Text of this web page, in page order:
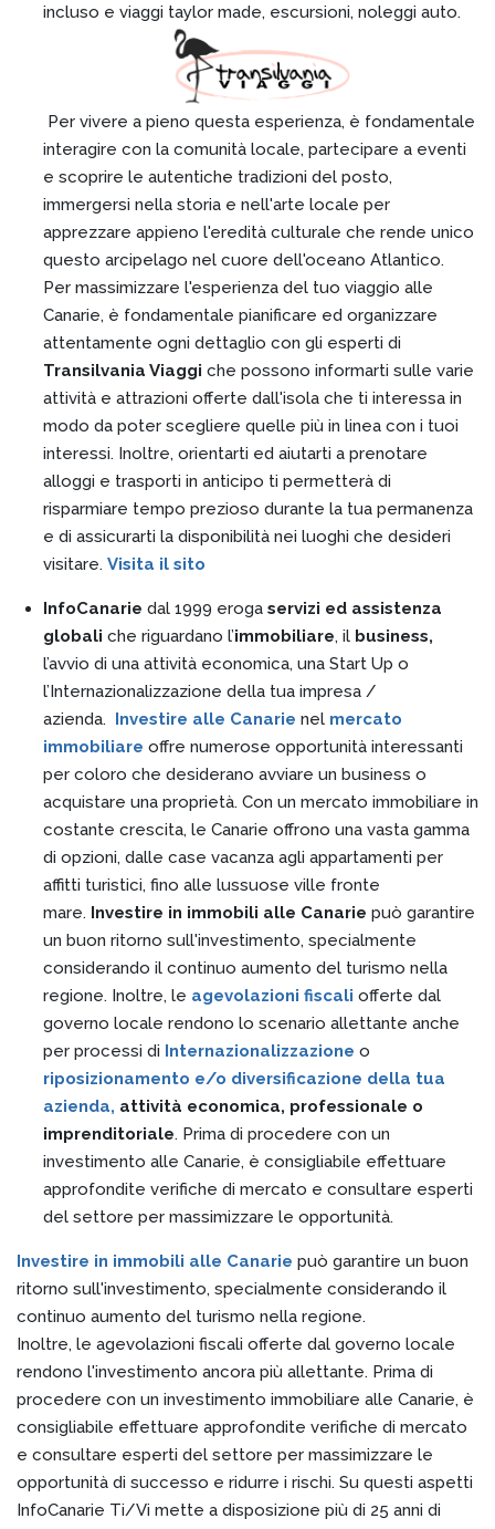
incluso e viaggi taylor made, escursioni, noleggi auto.
Per vivere a pieno questa esperienza, è fondamentale
interagire con la comunità locale, partecipare a eventi
e scoprire le autentiche tradizioni del posto,
immergersi nella storia e nell'arte locale per
apprezzare appieno l'eredità culturale che rende unico
questo arcipelago nel cuore dell'oceano Atlantico.
Per massimizzare l'esperienza del tuo viaggio alle
Canarie, è fondamentale pianificare ed organizzare
attentamente ogni dettaglio con gli esperti di
Transilvania Viaggi che possono informarti sulle varie
attività e attrazioni offerte dall'isola che ti interessa in
modo da poter scegliere quelle più in linea con i tuoi
interessi. Inoltre, orientarti ed aiutarti a prenotare
alloggi e trasporti in anticipo ti permetterà di
risparmiare tempo prezioso durante la tua permanenza
e di assicurarti la disponibilità nei luoghi che desideri
visitare. Visita il sito
InfoCanarie dal 1999 eroga servizi ed assistenza
globali che riguardano l’immobiliare, il business,
l’avvio di una attività economica, una Start Up o
l’Internazionalizzazione della tua impresa /
azienda.
Investire alle Canarie nel mercato
immobiliare offre numerose opportunità interessanti
per coloro che desiderano avviare un business o
acquistare una proprietà. Con un mercato immobiliare in
costante crescita, le Canarie offrono una vasta gamma
di opzioni, dalle case vacanza agli appartamenti per
affitti turistici, fino alle lussuose ville fronte
mare. Investire in immobili alle Canarie può garantire
un buon ritorno sull'investimento, specialmente
considerando il continuo aumento del turismo nella
regione. Inoltre, le agevolazioni fiscali offerte dal
governo locale rendono lo scenario allettante anche
per processi di Internazionalizzazione o
riposizionamento e/o diversificazione della tua
azienda, attività economica, professionale o
imprenditoriale. Prima di procedere con un
investimento alle Canarie, è consigliabile effettuare
approfondite verifiche di mercato e consultare esperti
del settore per massimizzare le opportunità.
Investire in immobili alle Canarie può garantire un buon
ritorno sull'investimento, specialmente considerando il
continuo aumento del turismo nella regione.
Inoltre, le agevolazioni fiscali offerte dal governo locale
rendono l'investimento ancora più allettante. Prima di
procedere con un investimento immobiliare alle Canarie, è
consigliabile effettuare approfondite verifiche di mercato
e consultare esperti del settore per massimizzare le
opportunità di successo e ridurre i rischi. Su questi aspetti
InfoCanarie Ti/Vi mette a disposizione più di 25 anni di